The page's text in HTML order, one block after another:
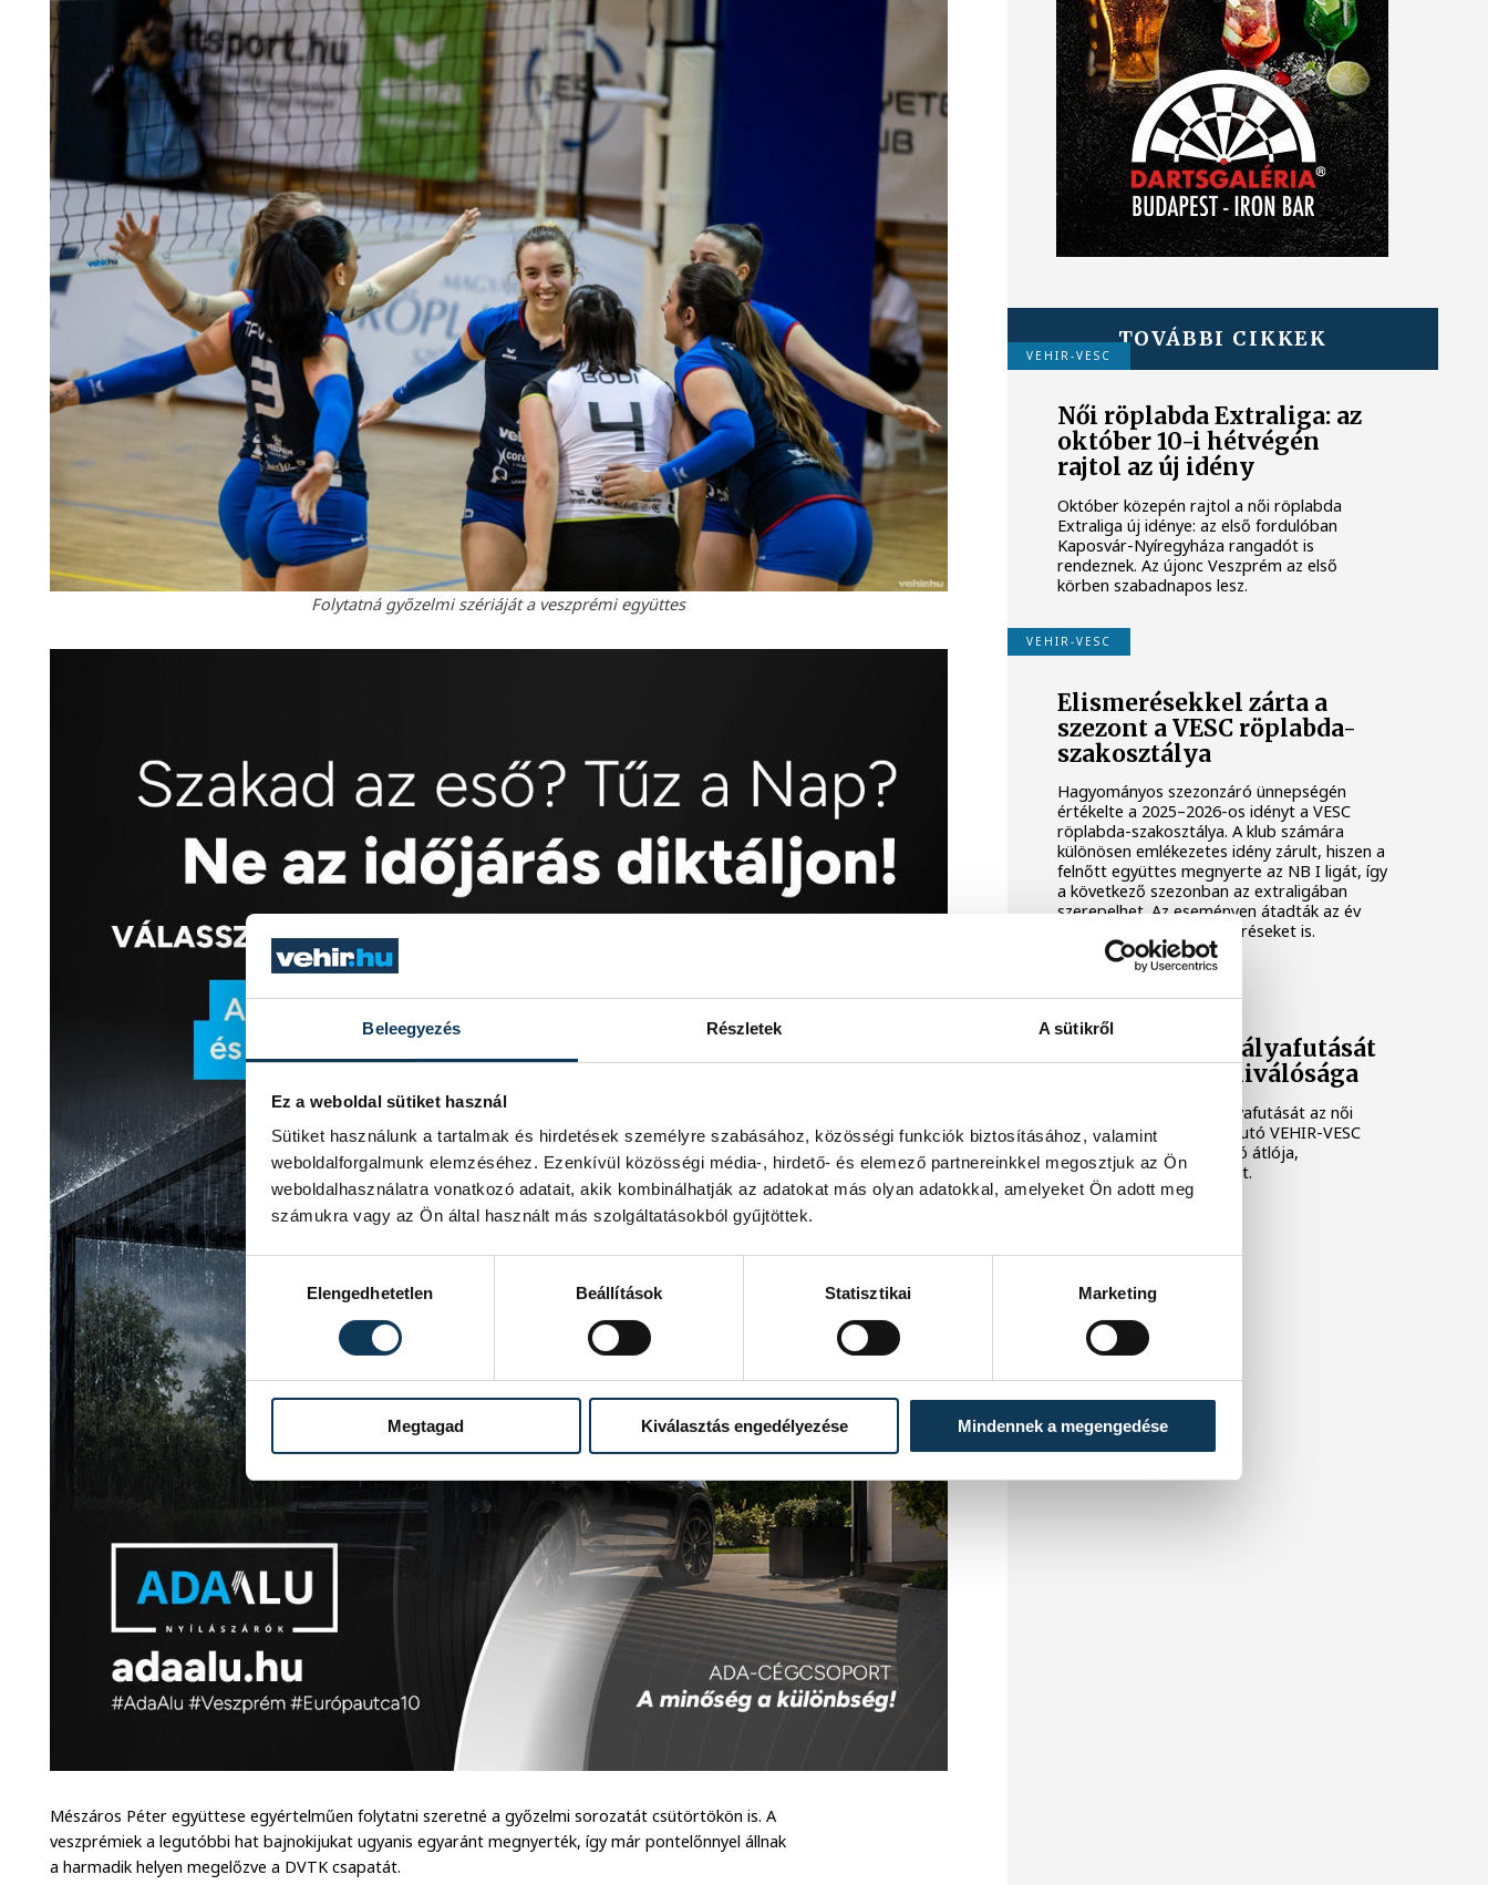
Beleegyezés Részletek A sütikről
Ez a weboldal sütiket használ
Sütiket használunk a tartalmak és hirdetések személyre szabásához, közösségi funkciók biztosításához, valamint
weboldalforgalmunk elemzéséhez. Ezenkívül közösségi média-, hirdető- és elemező partnereinkkel megosztjuk az Ön
weboldalhasználatra vonatkozó adatait, akik kombinálhatják az adatokat más olyan adatokkal, amelyeket Ön adott meg
számukra vagy az Ön által használt más szolgáltatásokból gyűjtöttek.
Elengedhetetlen
Beállítások Statisztikai Marketing
Megtagad Kiválasztás engedélyezése Mindennek a megengedése
Folytatná győzelmi szériáját a veszprémi együttes
Mészáros Péter együttese egyértelműen folytatni szeretné a győzelmi sorozatát csütörtökön is. A
veszprémiek a legutóbbi hat bajnokijukat ugyanis egyaránt megnyerték, így már pontelőnnyel állnak
a harmadik helyen megelőzve a DVTK csapatát.
TOVÁBBI CIKKEK
VEHIR-VESC
Női röplabda Extraliga: az
október 10-i hétvégén
rajtol az új idény
Október közepén rajtol a női röplabda
Extraliga új idénye: az első fordulóban
Kaposvár-Nyíregyháza rangadót is
rendeznek. Az újonc Veszprém az első
körben szabadnapos lesz.
VEHIR-VESC
Elismerésekkel zárta a
szezont a VESC röplabda-
szakosztálya
Hagyományos szezonzáró ünnepségén
értékelte a 2025–2026-os idényt a VESC
röplabda-szakosztálya. A klub számára
különösen emlékezetes idény zárult, hiszen a
felnőtt együttes megnyerte az NB I ligát, így
a következő szezonban az extraligában
szerepelhet. Az eseményen átadták az év
legjobbjainak járó elismeréseket is.
Befejezi aktív pályafutását
a VEHIR-VESC kiválósága
Befejezi aktív játékospályafutását az női
röplabda extraligába feljutó VEHIR-VESC
korábbi válogatott feladó átlója,
Szerencsés-Miklai Zsanett.